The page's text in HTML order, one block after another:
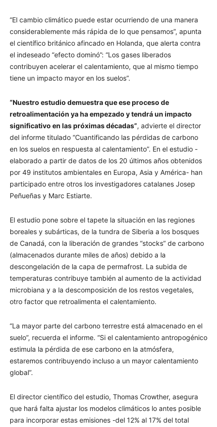
“El cambio climático puede estar ocurriendo de una manera
considerablemente más rápida de lo que pensamos”, apunta
el científico británico afincado en Holanda, que alerta contra
el indeseado “efecto dominó”: “Los gases liberados
contribuyen acelerar el calentamiento, que al mismo tiempo
tiene un impacto mayor en los suelos”.
“Nuestro estudio demuestra que ese proceso de
retroalimentación ya ha empezado y tendrá un impacto
significativo en las próximas décadas”, advierte el director
del informe titulado “Cuantificando las pérdidas de carbono
en los suelos en respuesta al calentamiento”. En el estudio -
elaborado a partir de datos de los 20 últimos años obtenidos
por 49 institutos ambientales en Europa, Asia y América- han
participado entre otros los investigadores catalanes Josep
Peñueñas y Marc Estiarte.
El estudio pone sobre el tapete la situación en las regiones
boreales y subárticas, de la tundra de Siberia a los bosques
de Canadá, con la liberación de grandes “stocks” de carbono
(almacenados durante miles de años) debido a la
descongelación de la capa de permafrost. La subida de
temperaturas contribuye también al aumento de la actividad
microbiana y a la descomposición de los restos vegetales,
otro factor que retroalimenta el calentamiento.
“La mayor parte del carbono terrestre está almacenado en el
suelo”, recuerda el informe. “Si el calentamiento antropogénico
estimula la pérdida de ese carbono en la atmósfera,
estaremos contribuyendo incluso a un mayor calentamiento
global”.
El director científico del estudio, Thomas Crowther, asegura
que hará falta ajustar los modelos climáticos lo antes posible
para incorporar estas emisiones -del 12% al 17% del total